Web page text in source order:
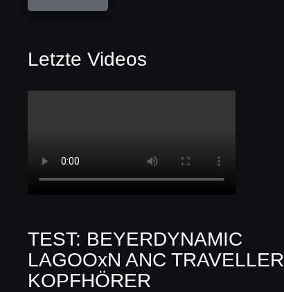
Letzte Videos
TEST: BEYERDYNAMIC
LAGOOxN ANC TRAVELLER
KOPFHÖRER